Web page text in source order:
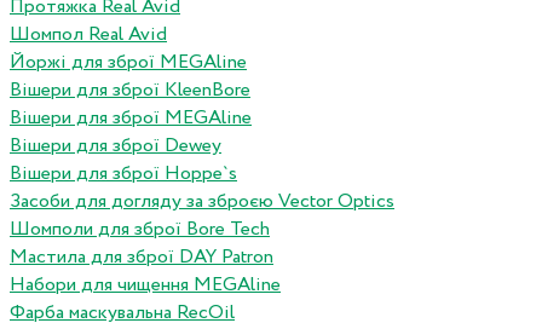
Протяжка Real Avid
Шомпол Real Avid
Йоржі для зброї MEGAline
Вішери для зброї KleenBore
Вішери для зброї MEGAline
Вішери для зброї Dewey
Вішери для зброї Hoppe`s
Засоби для догляду за зброєю Vector Optics
Шомполи для зброї Bore Tech
Мастила для зброї DAY Patron
Набори для чищення MEGAline
Фарба маскувальна RecOil